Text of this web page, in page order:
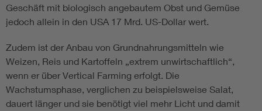
Geschäft mit biologisch angebautem Obst und Gemüse
jedoch allein in den USA 17 Mrd. US-Dollar wert.
Zudem ist der Anbau von Grundnahrungsmitteln wie
Weizen, Reis und Kartoffeln „extrem unwirtschaftlich“,
wenn er über Vertical Farming erfolgt. Die
Wachstumsphase, verglichen zu beispielsweise Salat,
dauert länger und sie benötigt viel mehr Licht und damit